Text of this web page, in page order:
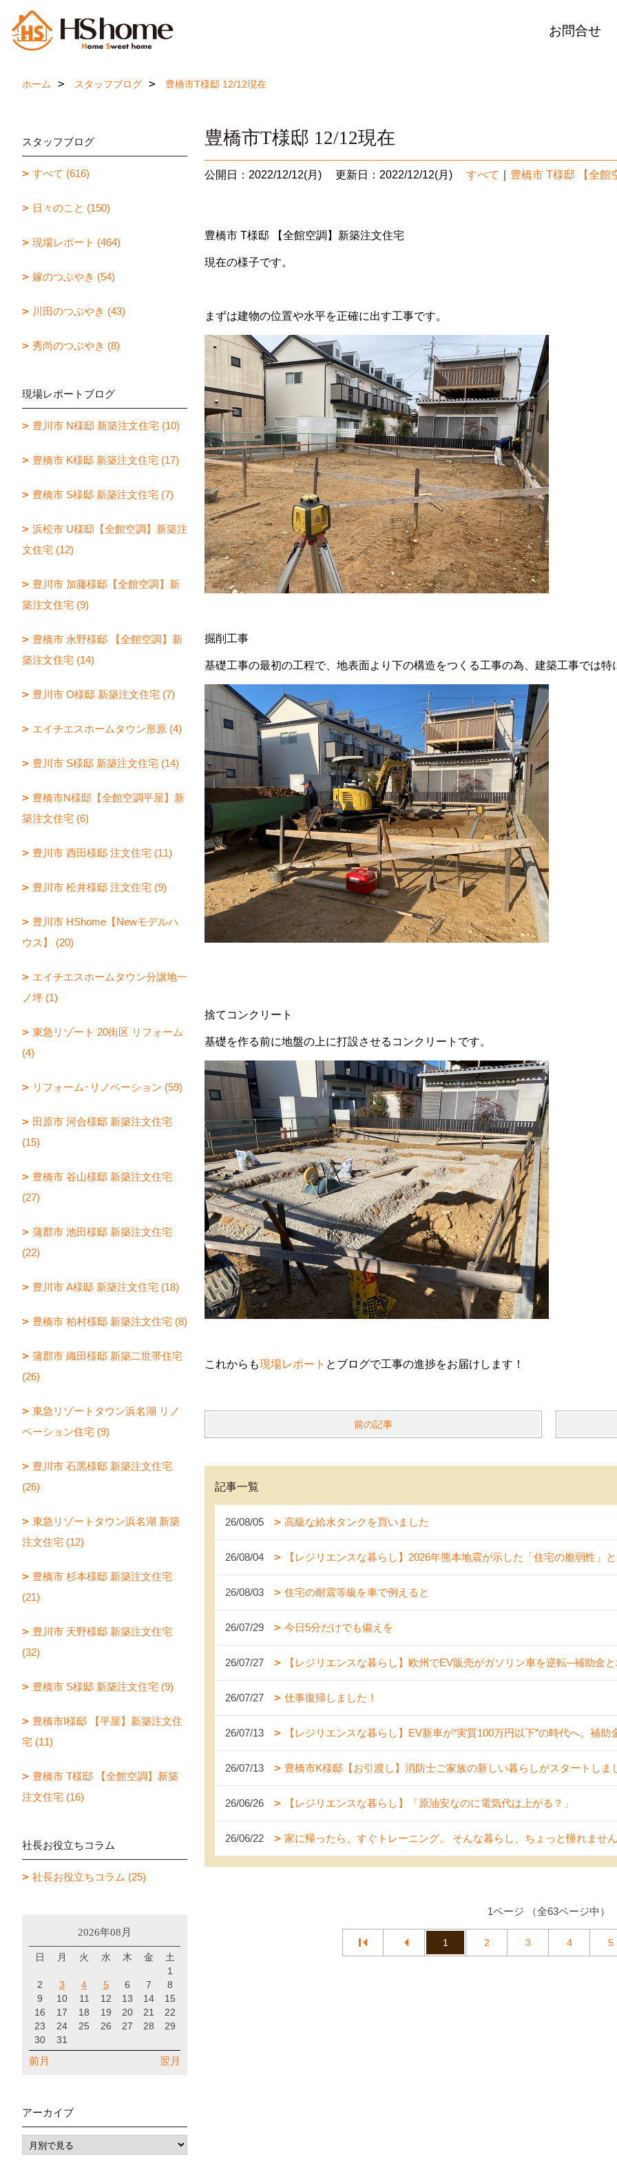
お問合せ
ホーム スタッフブログ 豊橋市T様邸 12/12現在
豊橋市T様邸 12/12現在
公開日：2022/12/12(月) 更新日：2022/12/12(月) すべて 豊橋市 T様邸 【全館
豊橋市 T様邸 【全館空調】新築注文住宅
現在の様子です。
まずは建物の位置や水平を正確に出す工事です。
掘削工事
基礎工事の最初の工程で、地表面より下の構造をつくる工事の為、建築工事では特
捨てコンクリート
基礎を作る前に地盤の上に打設させるコンクリートです。
これからも現場レポート とブログで工事の進捗をお届けします！
前の記事
記事一覧
26/08/05 高級な給水タンクを買いました
26/08/04 【レジリエンスな暮らし】2026年熊本地震が示した「住宅の脆弱性」
26/08/03 住宅の耐震等級を車で例えると
26/07/29 今日5分だけでも備えを
26/07/27 【レジリエンスな暮らし】欧州でEV販売がガソリン車を逆転─補助金
26/07/27 仕事復帰しました！
26/07/13 【レジリエンスな暮らし】EV新車が“実質100万円以下”の時代へ。補
26/07/13 豊橋市K様邸【お引渡し】消防士ご家族の新しい暮らしがスタートしま
26/06/26 【レジリエンスな暮らし】「原油安なのに電気代は上がる？」
26/06/22 家に帰ったら、すぐトレーニング。 そんな暮らし、ちょっと憧れませ
1ページ （全63ページ中）
1 2 3 4 5
スタッフブログ
すべて (616)
日々のこと (150)
現場レポート (464)
嫁のつぶやき (54)
川田のつぶやき (43)
秀尚のつぶやき (8)
現場レポートブログ
豊川市 N様邸 新築注文住宅 (10)
豊橋市 K様邸 新築注文住宅 (17)
豊橋市 S様邸 新築注文住宅 (7)
浜松市 U様邸【全館空調】新築注
文住宅 (12)
豊川市 加藤様邸【全館空調】新
築注文住宅 (9)
豊橋市 永野様邸 【全館空調】新
築注文住宅 (14)
豊川市 O様邸 新築注文住宅 (7)
エイチエスホームタウン形原 (4)
豊川市 S様邸 新築注文住宅 (14)
豊橋市N様邸【全館空調平屋】新
築注文住宅 (6)
豊川市 西田様邸 注文住宅 (11)
豊川市 松井様邸 注文住宅 (9)
豊川市 HShome【Newモデルハ
ウス】 (20)
エイチエスホームタウン分譲地一
ノ坪 (1)
東急リゾート 20街区 リフォーム
(4)
リフォーム･リノベーション (59)
田原市 河合様邸 新築注文住宅
(15)
豊橋市 谷山様邸 新築注文住宅
(27)
蒲郡市 池田様邸 新築注文住宅
(22)
豊川市 A様邸 新築注文住宅 (18)
豊橋市 柏村様邸 新築注文住宅 (8)
蒲郡市 織田様邸 新築二世帯住宅
(26)
東急リゾートタウン浜名湖 リノ
ベーション住宅 (9)
豊川市 石黒様邸 新築注文住宅
(26)
東急リゾートタウン浜名湖 新築
注文住宅 (12)
豊橋市 杉本様邸 新築注文住宅
(21)
豊川市 天野様邸 新築注文住宅
(32)
豊橋市 S様邸 新築注文住宅 (9)
豊橋市I様邸 【平屋】新築注文住
宅 (11)
豊橋市 T様邸 【全館空調】新築
注文住宅 (16)
社長お役立ちコラム
社長お役立ちコラム (25)
2026年08月
日 月 火 水 木 金
土
1
2
3 4 5 6 7
8
9
10 11 12 13 14
15
16
17 18 19 20 21
22
23
24 25 26 27 28
29
30
31
前月 翌月
アーカイブ